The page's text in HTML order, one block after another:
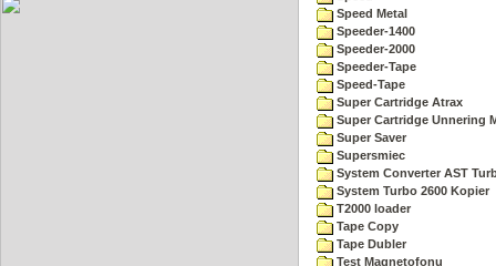
Speed Metal
Speeder-1400
Speeder-2000
Speeder-Tape
Speed-Tape
Super Cartridge Atrax
Super Cartridge Unnering
Super Saver
Supersmiec
System Converter AST
System Turbo 2600 Kopier
T2000 loader
Tape Copy
Tape Dubler
Test Magnetofonu